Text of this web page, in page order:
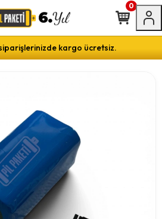
kargo ücretsiz.
0